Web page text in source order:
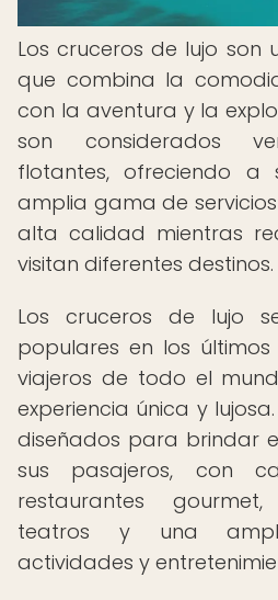
Los cruceros de lujo
que combina la
con la aventura y la
son considerados
flotantes, ofreciendo a
amplia gama de
alta calidad mientras
visitan diferentes destinos.
Los cruceros de lujo
populares en los
viajeros de todo el
experiencia única y
diseñados para brindar
sus pasajeros, con
restaurantes
teatros y una
actividades y